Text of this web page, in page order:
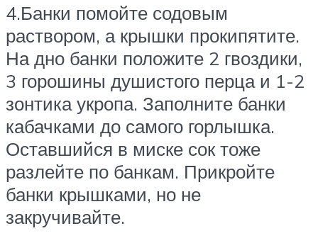
4.Банки помойте содовым
раствором, а крышки прокипятите.
На дно банки положите 2 гвоздики,
3 горошины душистого перца и 1-2
зонтика укропа. Заполните банки
кабачками до самого горлышка.
Оставшийся в миске сок тоже
разлейте по банкам. Прикройте
банки крышками, но не
закручивайте.